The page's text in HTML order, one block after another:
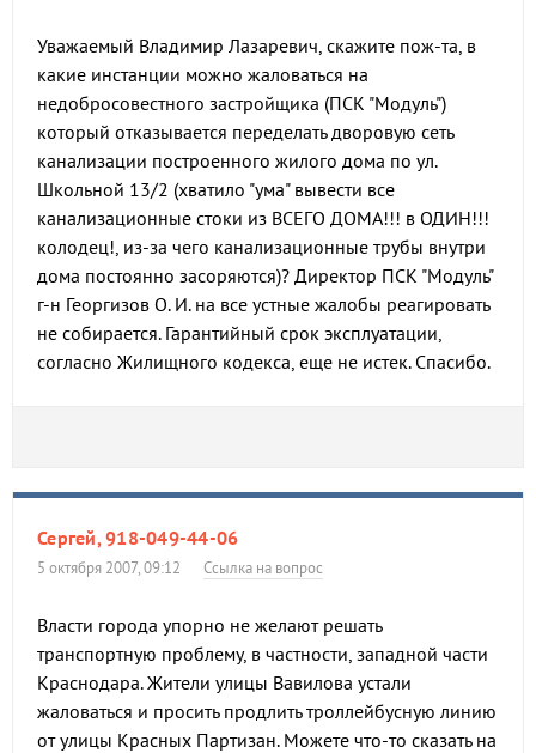
Уважаемый Владимир Лазаревич, скажите пож-та, в
какие инстанции можно жаловаться на
недобросовестного застройщика (ПСК "Модуль")
который отказывается переделать дворовую сеть
канализации построенного жилого дома по ул.
Школьной 13/2 (хватило "ума" вывести все
канализационные стоки из ВСЕГО ДОМА!!! в ОДИН!!!
колодец!, из-за чего канализационные трубы внутри
дома постоянно засоряются)? Директор ПСК "Модуль"
г-н Георгизов О. И. на все устные жалобы реагировать
не собирается. Гарантийный срок эксплуатации,
согласно Жилищного кодекса, еще не истек. Спасибо.
Сергей, 918-049-44-06
5 октября 2007, 09:12 Ссылка на вопрос
Власти города упорно не желают решать
транспортную проблему, в частности, западной части
Краснодара. Жители улицы Вавилова устали
жаловаться и просить продлить троллейбусную линию
от улицы Красных Партизан. Можете что-то сказать на